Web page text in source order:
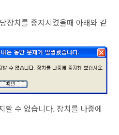
장치를 중지시켰을때 아래와 같
할 수 없습니다. 장치를 나중에